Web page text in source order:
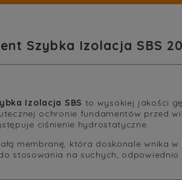
Szybka Izolacja SBS
Izolacja SBS to wysokiej jakości
ochronie fundamentów przed
ciśnienie hydrostatyczne.
membranę, która doskonale wnika
stosowania na suchych,